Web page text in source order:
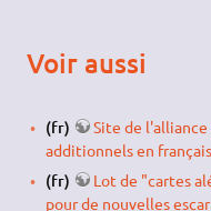
Voir aussi
(fr)
Site de l'alliance
additionnels en français
(fr)
Lot de "cartes
pour de nouvelles